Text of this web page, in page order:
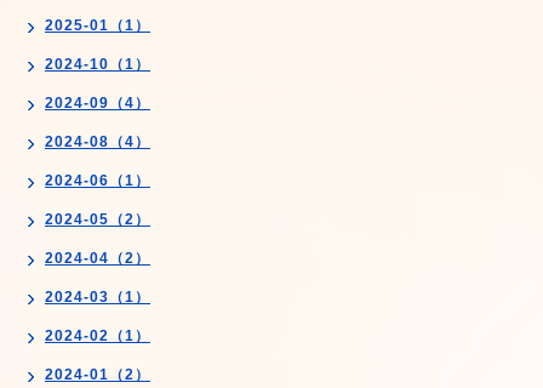
2025-01（1）
2024-10（1）
2024-09（4）
2024-08（4）
2024-06（1）
2024-05（2）
2024-04（2）
2024-03（1）
2024-02（1）
2024-01（2）